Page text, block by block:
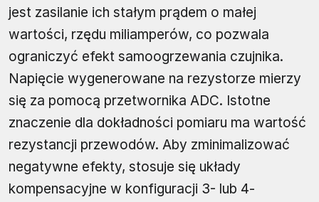
jest zasilanie ich stałym prądem o małej
wartości, rzędu miliamperów, co pozwala
ograniczyć efekt samoogrzewania czujnika.
Napięcie wygenerowane na rezystorze mierzy
się za pomocą przetwornika ADC. Istotne
znaczenie dla dokładności pomiaru ma wartość
rezystancji przewodów. Aby zminimalizować
negatywne efekty, stosuje się układy
kompensacyjne w konfiguracji 3- lub 4-